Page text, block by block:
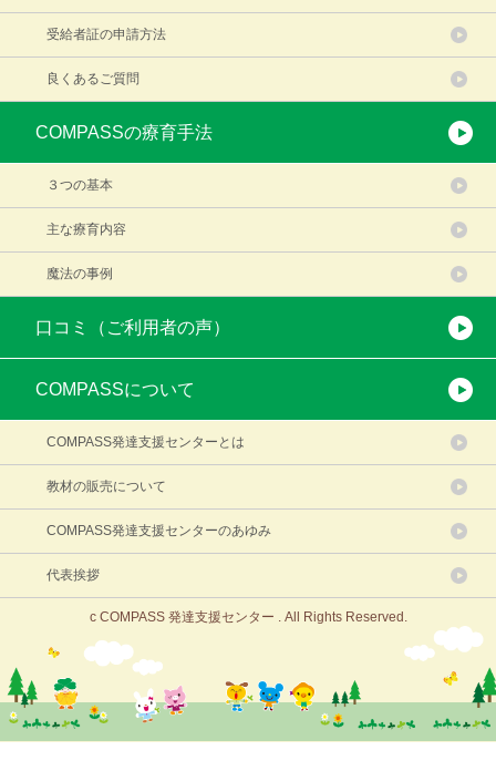
受給者証の申請方法
良くあるご質問
COMPASSの療育手法
３つの基本
主な療育内容
魔法の事例
口コミ（ご利用者の声）
COMPASSについて
COMPASS発達支援センターとは
教材の販売について
COMPASS発達支援センターのあゆみ
代表挨拶
c COMPASS 発達支援センター . All Rights Reserved.